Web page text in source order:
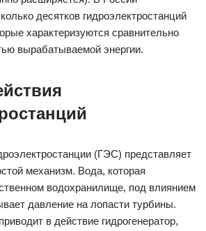
десятков гидроэлектростанций
характеризуются сравнительно
вырабатываемой энергии.
(ГЭС) представляет
механизм. Вода, которая
водохранилище, под влиянием
давление на лопасти турбины.
в действие гидрогенератор,